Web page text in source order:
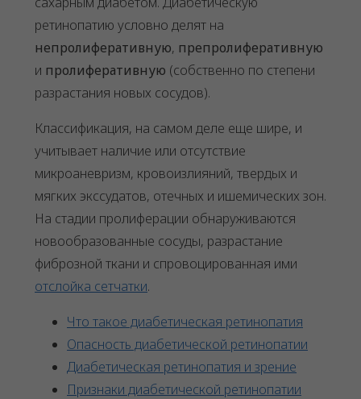
ретинопатию условно делят на
непролиферативную, препролиферативную
и пролиферативную (собственно по степени
разрастания новых сосудов).
Классификация, на самом деле еще шире, и
учитывает наличие или отсутствие
микроаневризм, кровоизлияний, твердых и
мягких экссудатов, отечных и ишемических зон.
На стадии пролиферации обнаруживаются
новообразованные сосуды, разрастание
фиброзной ткани и спровоцированная ими
отслойка сетчатки.
Что такое диабетическая ретинопатия
Опасность диабетической ретинопатии
Диабетическая ретинопатия и зрение
Признаки диабетической ретинопатии